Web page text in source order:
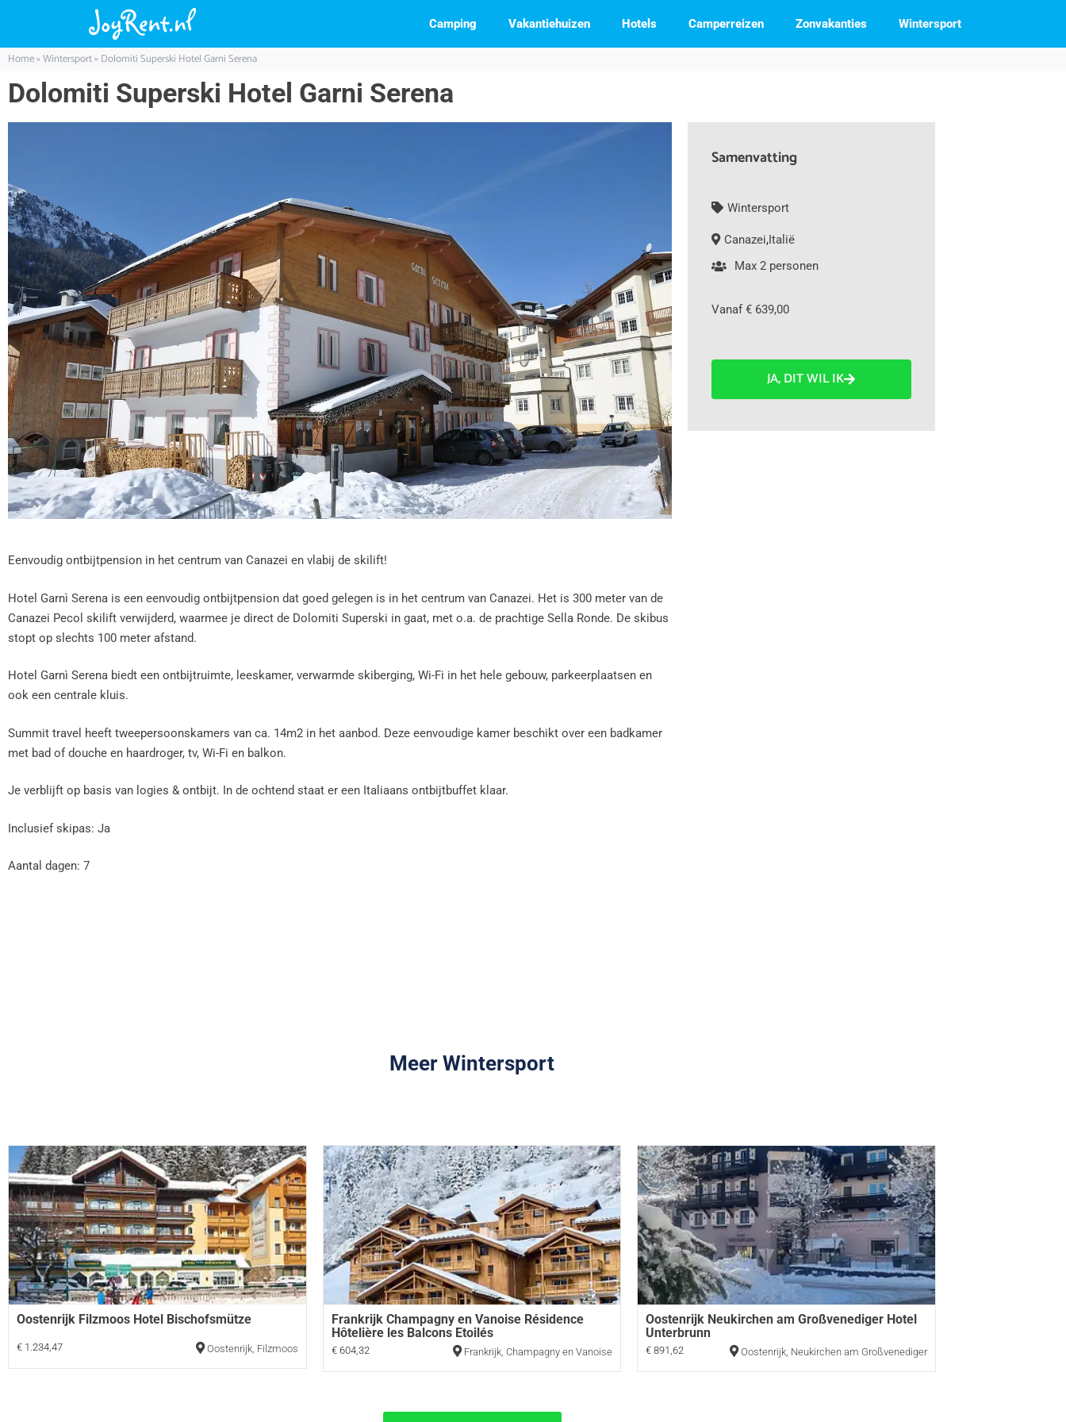
Camping Vakantiehuizen Hotels Camperreizen Zonvakanties Wintersport
Home»Wintersport»Dolomiti Superski Hotel Garni Serena
Dolomiti Superski Hotel Garni Serena
Eenvoudig ontbijtpension in het centrum van Canazei en vlabij de skilift!
Hotel Garnì Serena is een eenvoudig ontbijtpension dat goed gelegen is in het centrum van Canazei. Het is 300 meter van de
Canazei Pecol skilift verwijderd, waarmee je direct de Dolomiti Superski in gaat, met o.a. de prachtige Sella Ronde. De skibus
stopt op slechts 100 meter afstand.
Hotel Garnì Serena biedt een ontbijtruimte, leeskamer, verwarmde skiberging, Wi-Fi in het hele gebouw, parkeerplaatsen en
ook een centrale kluis.
Summit travel heeft tweepersoonskamers van ca. 14m2 in het aanbod. Deze eenvoudige kamer beschikt over een badkamer
met bad of douche en haardroger, tv, Wi-Fi en balkon.
Je verblijft op basis van logies & ontbijt. In de ochtend staat er een Italiaans ontbijtbuffet klaar.
Inclusief skipas: Ja
Aantal dagen: 7
Samenvatting
Wintersport
Canazei,Italië
Max 2 personen
Vanaf € 639,00
JA, DIT WIL IK
Meer Wintersport
Oostenrijk Filzmoos Hotel Bischofsmütze
€ 1.234,47 Oostenrijk, Filzmoos
Frankrijk Champagny en Vanoise Résidence
Hôtelière les Balcons Etoilés
€ 604,32 Frankrijk ,Champagny en Vanoise
Oostenrijk Neukirchen am Großvenediger Hotel
Unterbrunn
€ 891,62 Oostenrijk, Neukirchen am Großvenediger